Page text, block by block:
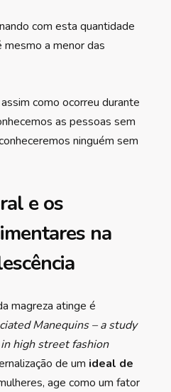
com esta quantidade
a menor das
como ocorreu durante
as pessoas sem
ninguém sem
e os
na
magreza atinge é
Manequins – a study
high street fashion
de um ideal de
age como um fator